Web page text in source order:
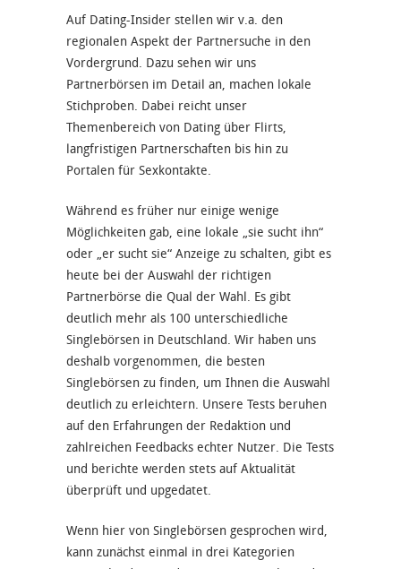
Auf Dating-Insider stellen wir v.a. den
regionalen Aspekt der Partnersuche in den
Vordergrund. Dazu sehen wir uns
Partnerbörsen im Detail an, machen lokale
Stichproben. Dabei reicht unser
Themenbereich von Dating über Flirts,
langfristigen Partnerschaften bis hin zu
Portalen für Sexkontakte.
Während es früher nur einige wenige
Möglichkeiten gab, eine lokale „sie sucht ihn“
oder „er sucht sie“ Anzeige zu schalten, gibt es
heute bei der Auswahl der richtigen
Partnerbörse die Qual der Wahl. Es gibt
deutlich mehr als 100 unterschiedliche
Singlebörsen in Deutschland. Wir haben uns
deshalb vorgenommen, die besten
Singlebörsen zu finden, um Ihnen die Auswahl
deutlich zu erleichtern. Unsere Tests beruhen
auf den Erfahrungen der Redaktion und
zahlreichen Feedbacks echter Nutzer. Die Tests
und berichte werden stets auf Aktualität
überprüft und upgedatet.
Wenn hier von Singlebörsen gesprochen wird,
kann zunächst einmal in drei Kategorien